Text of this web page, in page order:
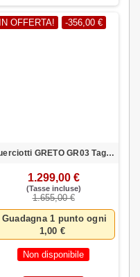
IN OFFERTA! -356,00 €
Guerciotti GRETO GR03 Taglia S Verde 105 SEMI IDR Ruote SINTAX
1.299,00 €
(Tasse incluse)
1.655,00 €
Guadagna 1 punto ogni
1,00 €
Non disponibile